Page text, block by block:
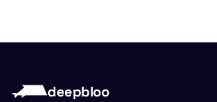
deepbloo